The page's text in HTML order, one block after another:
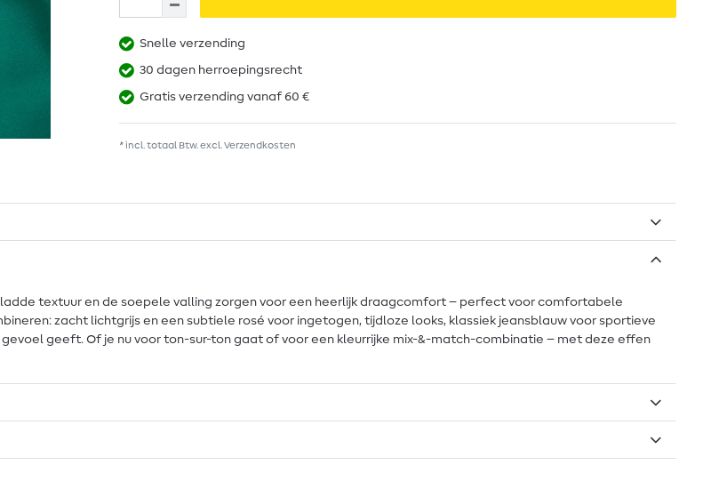
Snelle verzending
30 dagen herroepingsrecht
Gratis verzending vanaf 60 €
* incl. totaal Btw. excl.Verzendkosten
textuur en de soepele valling zorgen voor een heerlijk draagcomfort – perfect voor comfortabele
zacht lichtgrijs en een subtiele rosé voor ingetogen, tijdloze looks, klassiek jeansblauw voor sportieve
geeft. Of je nu voor ton-sur-ton gaat of voor een kleurrijke mix-&-match-combinatie – met deze effen